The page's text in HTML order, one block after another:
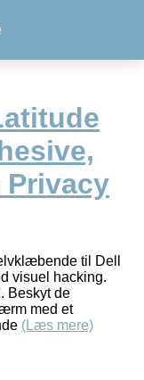
Privacy
til Dell
visuel hacking.
Beskyt de
med et
(Læs mere)